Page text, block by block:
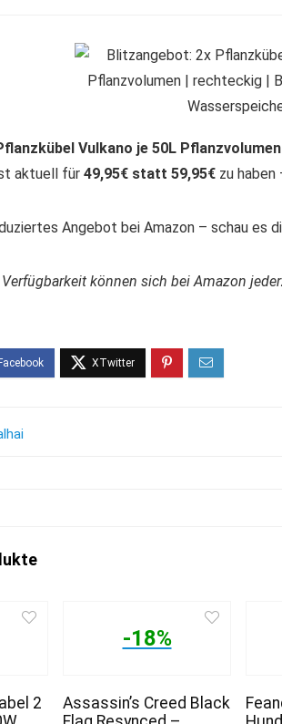
Vulkano je 50L
aktuell für 49,95€ statt 59,95€ zu haben
Angebot bei Amazon – schau es
können sich bei Amazon
2
-18%
Assassin’s Creed Black